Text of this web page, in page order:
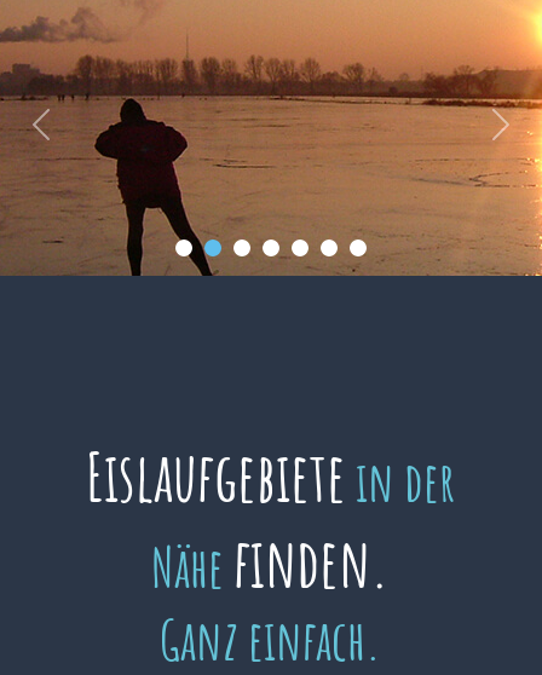
Previous Next
Eislaufgebiete in der
Nähe finden.
Ganz einfach.